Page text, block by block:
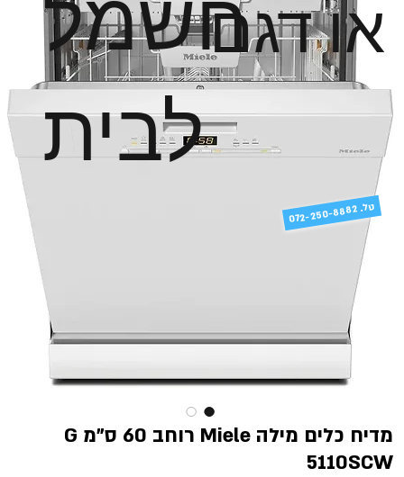
או דגם
לבית
מדיח כלים מילה Miele רוחב 60 ס"מ G
5110SCW
072-250-8882 .טל